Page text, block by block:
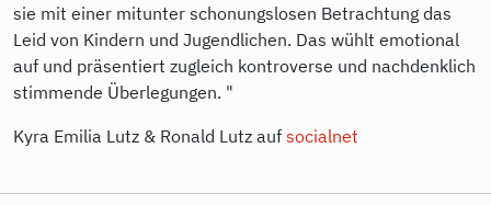
sie mit einer mitunter schonungslosen Betrachtung das
Leid von Kindern und Jugendlichen. Das wühlt emotional
auf und präsentiert zugleich kontroverse und nachdenklich
stimmende Überlegungen. "
Kyra Emilia Lutz & Ronald Lutz auf socialnet